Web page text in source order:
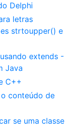
Delphi
letras
strtoupper() e
extends -
Java
C++
conteúdo de
se uma classe